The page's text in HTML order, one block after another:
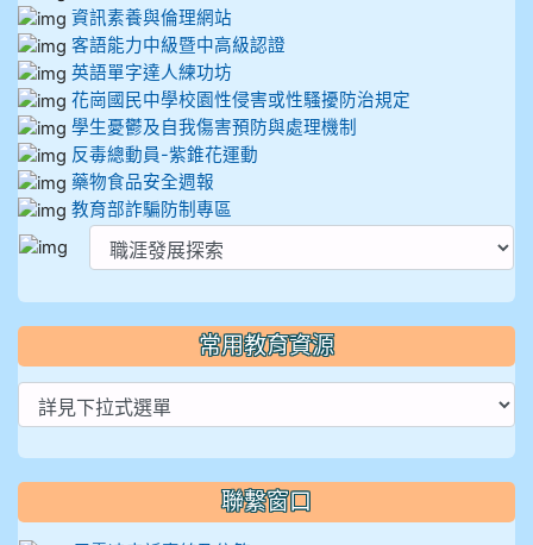
資訊素養與倫理網站
客語能力中級暨中高級認證
英語單字達人練功坊
花崗國民中學校園性侵害或性騷擾防治規定
學生憂鬱及自我傷害預防與處理機制
反毒總動員-紫錐花運動
藥物食品安全週報
教育部詐騙防制專區
常用教育資源
聯繫窗口